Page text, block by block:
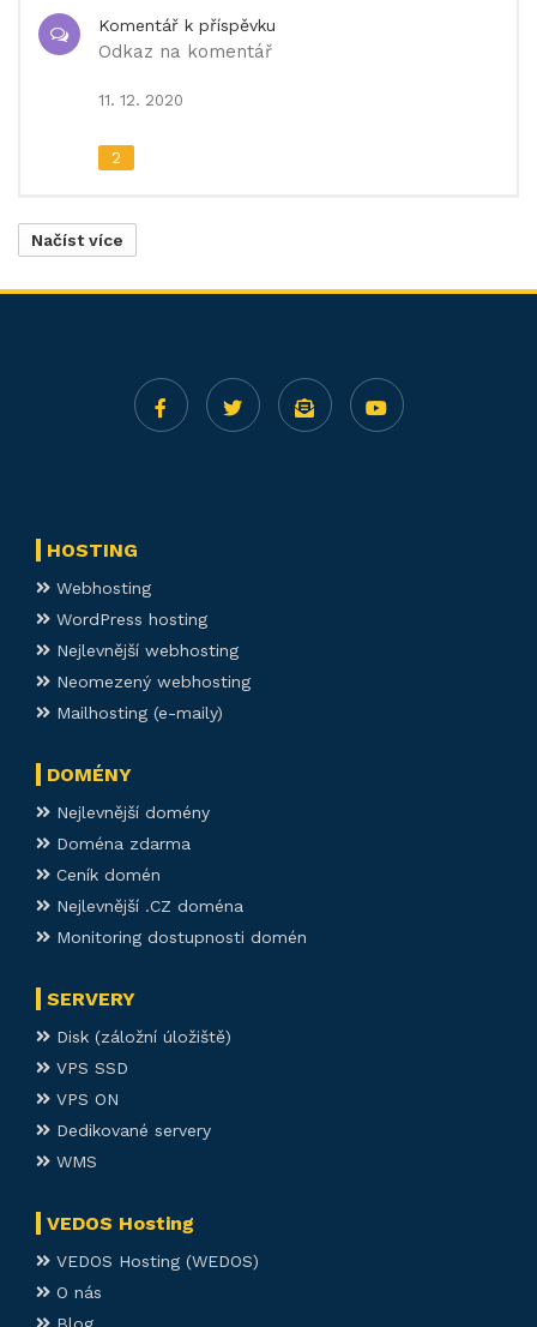
Komentář k příspěvku
Odkaz na komentář
11. 12. 2020
2
Načíst více
HOSTING
Webhosting
WordPress hosting
Nejlevnější webhosting
Neomezený webhosting
Mailhosting (e-maily)
DOMÉNY
Nejlevnější domény
Doména zdarma
Ceník domén
Nejlevnější .CZ doména
Monitoring dostupnosti domén
SERVERY
Disk (záložní úložiště)
VPS SSD
VPS ON
Dedikované servery
WMS
VEDOS Hosting
VEDOS Hosting (WEDOS)
O nás